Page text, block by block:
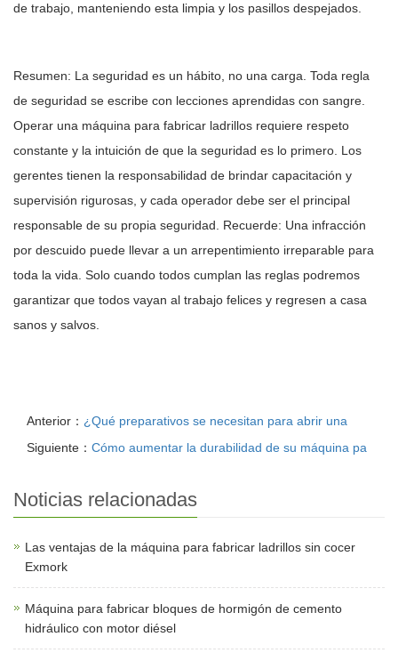
de trabajo, manteniendo esta limpia y los pasillos despejados.
Resumen: La seguridad es un hábito, no una carga. Toda regla
de seguridad se escribe con lecciones aprendidas con sangre.
Operar una máquina para fabricar ladrillos requiere respeto
constante y la intuición de que la seguridad es lo primero. Los
gerentes tienen la responsabilidad de brindar capacitación y
supervisión rigurosas, y cada operador debe ser el principal
responsable de su propia seguridad. Recuerde: Una infracción
por descuido puede llevar a un arrepentimiento irreparable para
toda la vida. Solo cuando todos cumplan las reglas podremos
garantizar que todos vayan al trabajo felices y regresen a casa
sanos y salvos.
Anterior： ¿Qué preparativos se necesitan para abrir una
Siguiente： Cómo aumentar la durabilidad de su máquina pa
Noticias relacionadas
Las ventajas de la máquina para fabricar ladrillos sin cocer
Exmork
Máquina para fabricar bloques de hormigón de cemento
hidráulico con motor diésel